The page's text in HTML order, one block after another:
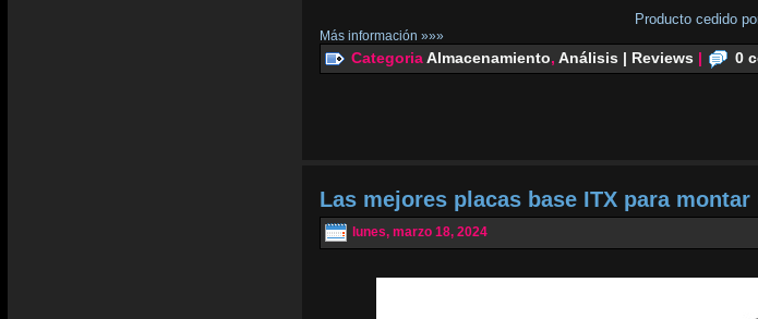
Producto cedido
Más información »»»
CategoriaAlmacenamiento, Análisis | Reviews | 0
Las mejores placas base ITX para montar
lunes, marzo 18, 2024